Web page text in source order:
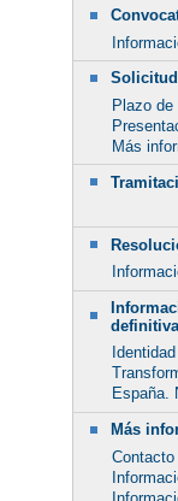
Solicitud
Plazo
Más
definitiva
España.
Más
Contacto